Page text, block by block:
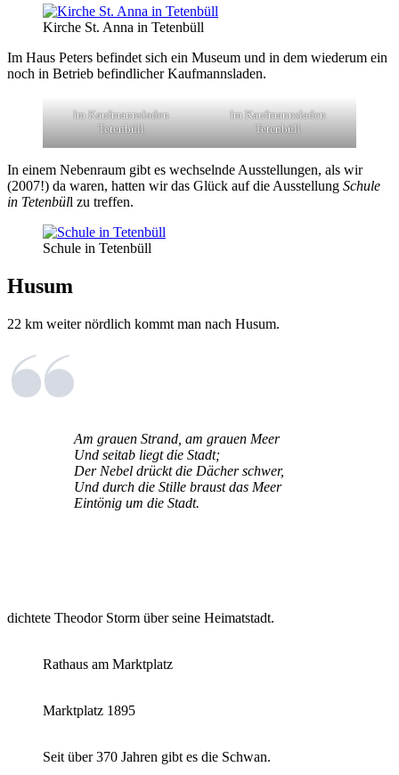
Kirche St. Anna in Tetenbüll
Im Haus Peters befindet sich ein Museum und in dem wiederum ein
noch in Betrieb befindlicher Kaufmannsladen.
Im Kaufmannsladen
Tetenbüll
Im Kaufmannsladen
Tetenbüll
In einem Nebenraum gibt es wechselnde Ausstellungen, als wir
(2007!) da waren, hatten wir das Glück auf die Ausstellung Schule
in Tetenbüll zu treffen.
Schule in Tetenbüll
Husum
22 km weiter nördlich kommt man nach Husum.
Am grauen Strand, am grauen Meer
Und seitab liegt die Stadt;
Der Nebel drückt die Dächer schwer,
Und durch die Stille braust das Meer
Eintönig um die Stadt.
dichtete Theodor Storm über seine Heimatstadt.
Rathaus am Marktplatz
Marktplatz 1895
Seit über 370 Jahren gibt es die Schwan.